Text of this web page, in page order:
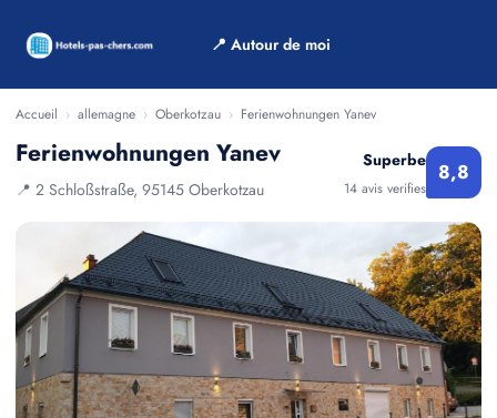
📍 Autour de moi
Accueil › allemagne › Oberkotzau › Ferienwohnungen Yanev
Ferienwohnungen Yanev
📍 2 Schloßstraße, 95145 Oberkotzau
Superbe
14 avis verifies
8,8